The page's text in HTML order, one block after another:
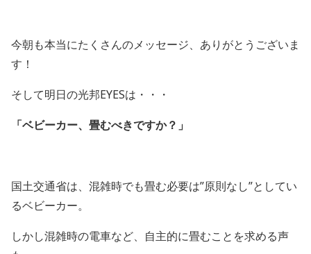
今朝も本当にたくさんのメッセージ、ありがとうございま
す！
そして明日の光邦EYESは・・・
「ベビーカー、畳むべきですか？」
国土交通省は、混雑時でも畳む必要は”原則なし”としてい
るベビーカー。
しかし混雑時の電車など、自主的に畳むことを求める声